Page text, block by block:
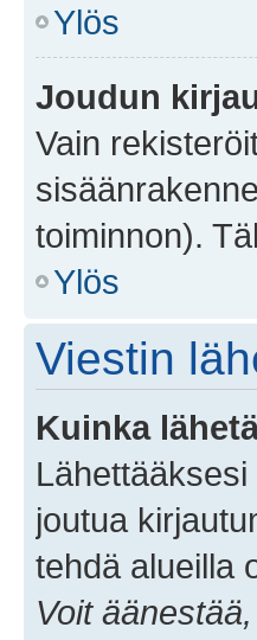
Ylös
Joudun
Vain
toiminnon).
Ylös
Viestin
Kuinka
joutua
tehdä alueilla
Voit